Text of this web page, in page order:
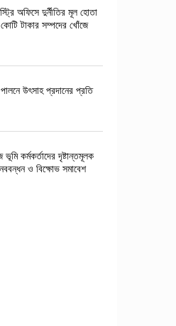
অফিসে দুর্নীতির মূল হোতা
টাকার সম্পদের খোঁজে
পালনে উৎসাহ প্রদানের প্রতি
ভূমি কর্মকর্তাদের দৃষ্টান্তমূলক
ও বিক্ষোভ সমাবেশ